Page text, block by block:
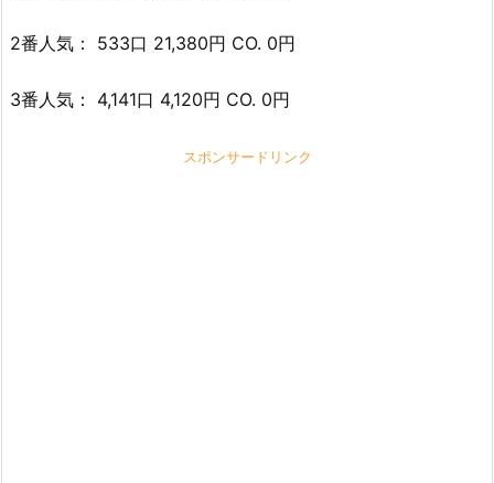
2番人気： 533口 21,380円 CO. 0円
3番人気： 4,141口 4,120円 CO. 0円
スポンサードリンク